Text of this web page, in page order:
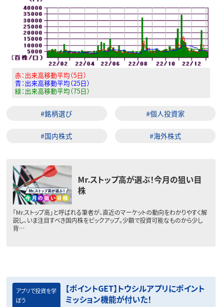
赤：出来高移動平均（5日）
青：出来高移動平均（25日）
緑：出来高移動平均（75日）
#銘柄選び #個人投資家
#国内株式 #海外株式
Mr.ストップ高が選ぶ！今月の狙い目
株
「Mr.ストップ高」と呼ばれる筆者が、直近のマーケットの動向をわかりやすく解
説し、いま注目すべき国内株をピックアップ。少額で投資可能なものから少し
背…
アプリで投資を学
ぼう
【ポイントGET】トウシルアプリにポイント
ミッション機能が付いた！